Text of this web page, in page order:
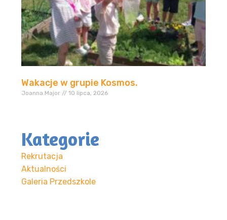
Wakacje w grupie Kosmos.
Joanna.Major 10 lipca, 2026
Kategorie
Rekrutacja
Aktualności
Galeria Przedszkole